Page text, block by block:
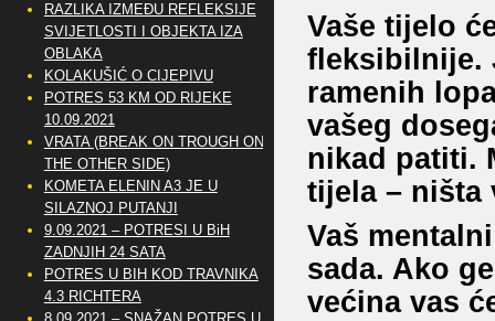
Vaše tijelo
fleksibilnije.
ramenih
vašeg
nikad patiti.
tijela – ništa
Vaš
sada. Ako
većina vas
RAZLIKA IZMEĐU REFLEKSIJE
SVIJETLOSTI I OBJEKTA IZA
OBLAKA
KOLAKUŠIĆ O CIJEPIVU
POTRES 53 KM OD RIJEKE
10.09.2021
VRATA (BREAK ON TROUGH ON
THE OTHER SIDE)
KOMETA ELENIN A3 JE U
SILAZNOJ PUTANJI
9.09.2021 – POTRESI U BiH
ZADNJIH 24 SATA
POTRES U BIH KOD TRAVNIKA
4.3 RICHTERA